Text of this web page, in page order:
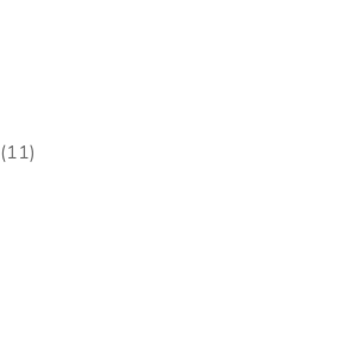
(11)